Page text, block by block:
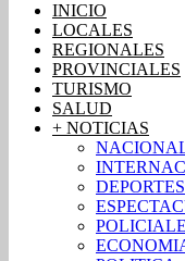
INICIO
LOCALES
REGIONALES
PROVINCIALES
TURISMO
SALUD
+ NOTICIAS
DEPORTES